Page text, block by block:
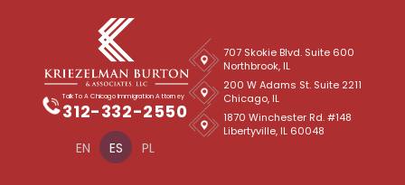
EN ES PL
Talk To A Chicago Immigration Attorney
312-332-2550
707 Skokie Blvd. Suite 600
Northbrook, IL
1870 Winchester Rd. #148
Libertyville, IL 60048
200 W Adams St. Suite 2211
Chicago, IL